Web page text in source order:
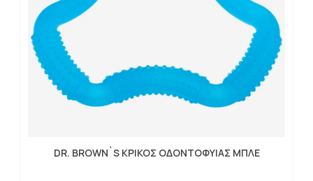
DR. BROWN`S ΚΡΙΚΟΣ ΟΔΟΝΤΟΦΥΙΑΣ ΜΠΛΕ